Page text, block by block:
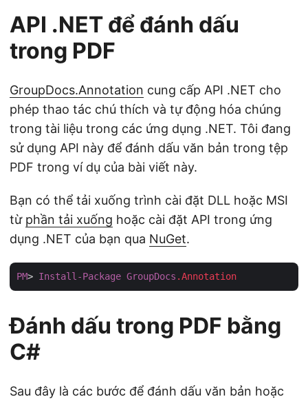
API .NET để đánh dấu
trong PDF
GroupDocs.Annotation cung cấp API .NET cho
phép thao tác chú thích và tự động hóa chúng
trong tài liệu trong các ứng dụng .NET. Tôi đang
sử dụng API này để đánh dấu văn bản trong tệp
PDF trong ví dụ của bài viết này.
Bạn có thể tải xuống trình cài đặt DLL hoặc MSI
từ phần tải xuống hoặc cài đặt API trong ứng
dụng .NET của bạn qua NuGet.
PM> Install-Package GroupDocs .Annotation
Đánh dấu trong PDF bằng
C#
Sau đây là các bước để đánh dấu văn bản hoặc